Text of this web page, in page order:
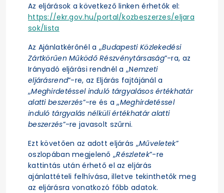
Az eljárások a következő linken érhetők el:
https://ekr.gov.hu/portal/kozbeszerzes/eljara
sok/lista
Az Ajánlatkérőnél a „Budapesti Közlekedési
Zártkörűen Működő Részvénytársaság”-ra, az
Irányadó eljárási rendnél a „Nemzeti
eljárásrend”-re, az Eljárás fajtájánál a
„Meghirdetéssel induló tárgyalásos értékhatár
alatti beszerzés”-re és a „Meghirdetéssel
induló tárgyalás nélküli értékhatár alatti
beszerzés”-re javasolt szűrni.
Ezt követően az adott eljárás „Műveletek”
oszlopában megjelenő „Részletek”-re
kattintás után érhető el az eljárás
ajánlattételi felhívása, illetve tekinthetők meg
az eljárásra vonatkozó főbb adatok.